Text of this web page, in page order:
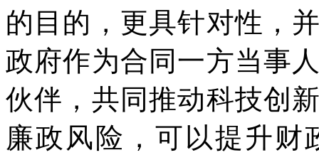
的目的，更具针对性，
政府作为合同一方当事
伙伴，共同推动科技创
廉政风险，可以提升财